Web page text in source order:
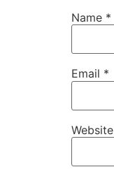
Name *
Email *
Website